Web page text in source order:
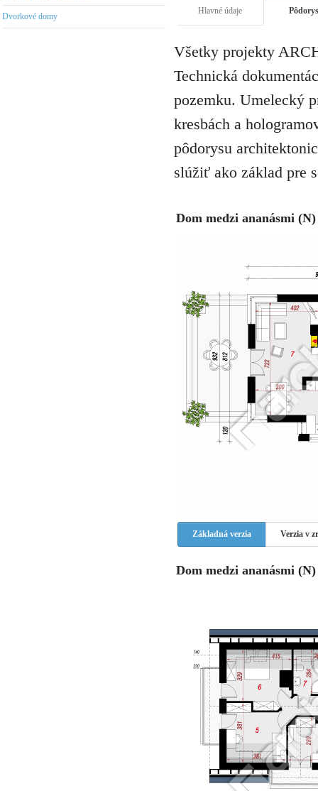
Dvorkové domy
Hlavné údaje
Všetky projekty
Technická
pozemku. Umelecký
kresbách a
pôdorysu
slúžiť ako základ pre
Dom medzi ananásmi
Základná verzia Verzia v
Dom medzi ananásmi